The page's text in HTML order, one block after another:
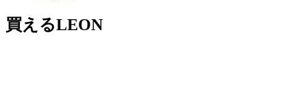
買えるLEON